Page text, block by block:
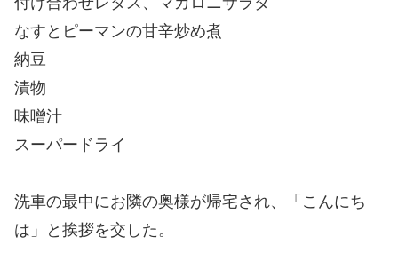
なすとピーマンの甘辛炒め煮
納豆
漬物
味噌汁
スーパードライ
洗車の最中にお隣の奥様が帰宅され、「こんにち
は」と挨拶を交した。